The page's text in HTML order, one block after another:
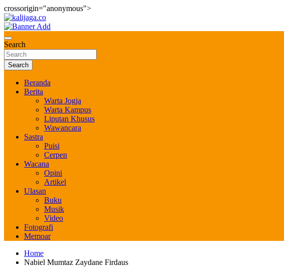
crossorigin="anonymous">
Skip
to
content
kalijaga.co
Search
Search
Beranda
Berita
Warta Jogja
Warta Kampus
Liputan Khusus
Wawancara
Sastra
Puisi
Cerpen
Wacana
Opini
Artikel
Ulasan
Buku
Musik
Video
Fotografi
Memoar
Home
Nabiel Mumtaz Zaydane Firdaus